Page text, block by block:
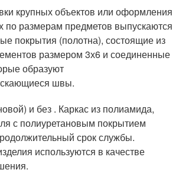
крупных объектов или оформления
по размерам предметов выпускаются
покрытия (полотна), состоящие из
размером 3х6 и соединенные
образуют
швы.
и без . Каркас из полиамида,
с полиуретановым покрытием
срок службы.
используются в качестве